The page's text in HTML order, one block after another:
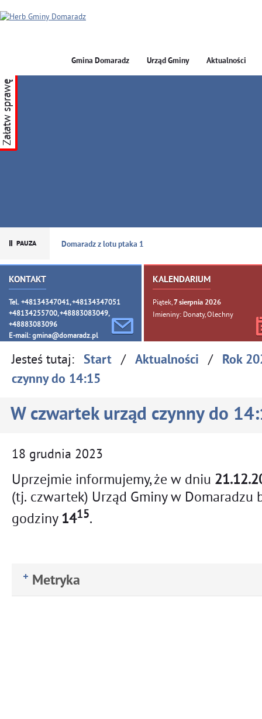
GMINA DOMARADZ
Gmina Domaradz Urząd Gminy Aktualności
Domaradz z lotu ptaka 1
KONTAKT
Tel. +48134347041, +48134347051
+48134255700, +48883083049,
+48883083096
E-mail: gmina@domaradz.pl
KALENDARIUM
Piątek, 7sierpnia 2026
Imieniny: Donaty, Olechny
Załatw sprawę
Jesteś tutaj: Start / Aktualności / Rok
czynny do 14:15
W czwartek urząd czynny do
18 grudnia 2023
Uprzejmie informujemy, że w dniu
(tj. czwartek) Urząd Gminy w Domaradzu
godziny 1415.
Metryka